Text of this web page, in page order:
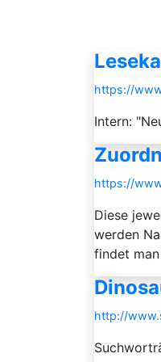
https://
Intern:
https://
Diese
werden
findet
http://